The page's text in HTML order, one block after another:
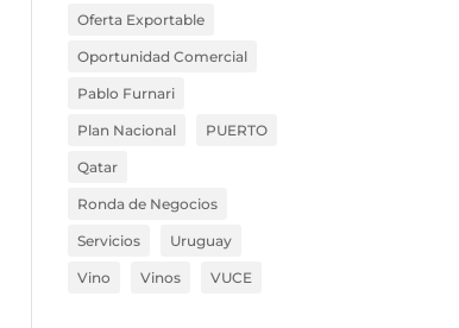
Oferta Exportable
Oportunidad Comercial
Pablo Furnari
Plan Nacional PUERTO
Qatar
Ronda de Negocios
Servicios Uruguay
Vino Vinos VUCE